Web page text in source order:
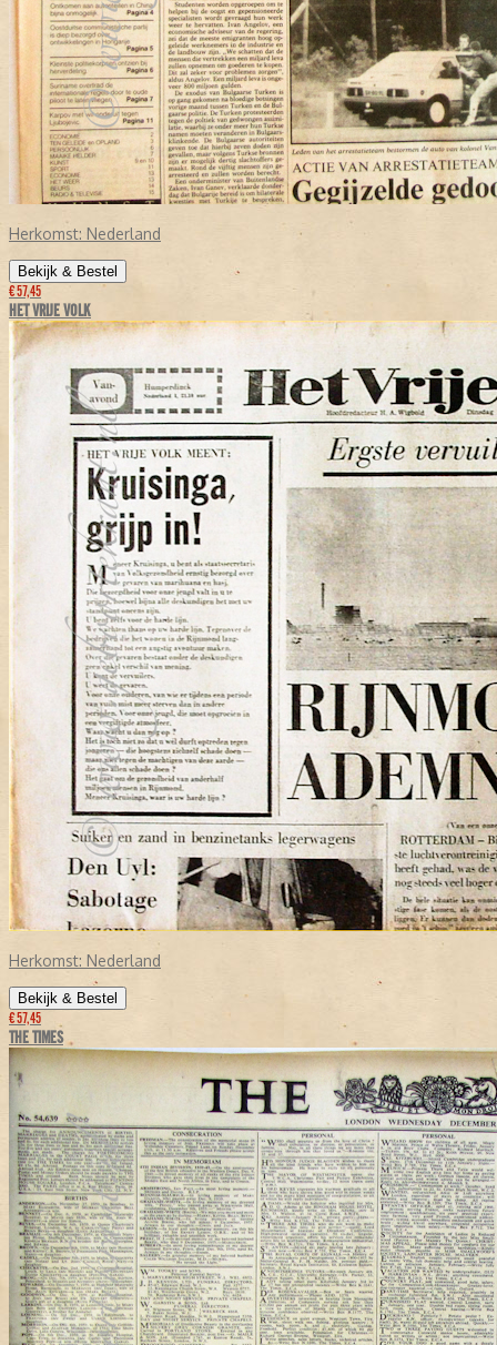
Herkomst: Nederland
Bekijk & Bestel
€ 57,45
HET VRIJE VOLK
Herkomst: Nederland
Bekijk & Bestel
€ 57,45
THE TIMES